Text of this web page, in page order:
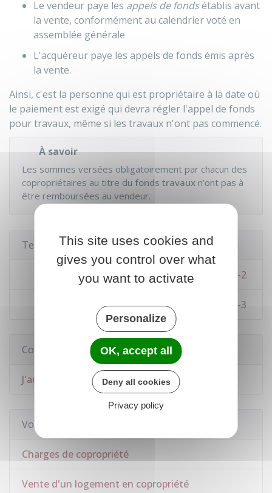
Le vendeur paye les appels de fondsétablis avant
la vente, conformément au calendrier voté en
assemblée générale
L'acquéreur paye les appels de fonds émis après
la vente.
Ainsi, c'est la personne qui est propriétaire à la date où
le paiement est exigé qui devra régler l'appel de fonds
pour travaux, même si les travaux n'ont pas commencé.
À savoir
Les sommes versées obligatoirement par chacun des
copropriétaires au titre du fonds travaux n'ont pas à
être remboursées au vendeur.
Textes de référence
Décret n°67-223 du 17 mars 1967 : article 6-2
Décret n°67-223 du 17 mars 1967 : article 6-3
Comment faire si...
J'achète un logement
Voir aussi
Charges de copropriété
Vente d'un logement en copropriété
This site uses cookies and
gives you control over what
you want to activate
Personalize
OK, accept all
Deny all cookies
Privacy policy